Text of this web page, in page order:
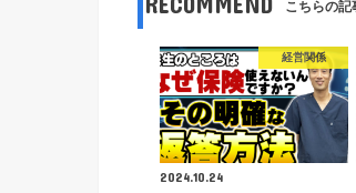
こちらの記
経営関係
2024.10.24